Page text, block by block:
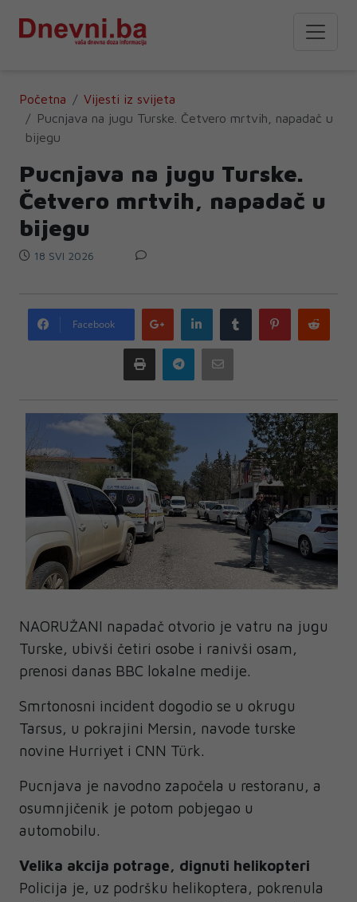
Početna
Vijesti iz svijeta
Pucnjava na jugu Turske. Četvero mrtvih, napadač u
bijegu
Pucnjava na jugu Turske.
Četvero mrtvih, napadač u
bijegu
18 SVI 2026
Facebook
Google
plus
LinkedIn Tumblr Pinterest
Print Telegram
NAORUŽANI napadač otvorio je vatru na jugu
Turske, ubivši četiri osobe i ranivši osam,
prenosi danas BBC lokalne medije.
Smrtonosni incident dogodio se u okrugu
Tarsus, u pokrajini Mersin, navode turske
novine Hurriyet i CNN Türk.
Pucnjava je navodno započela u restoranu, a
osumnjičenik je potom pobjegao u
automobilu.
Velika akcija potrage, dignuti helikopteri
Policija je, uz podršku helikoptera, pokrenula